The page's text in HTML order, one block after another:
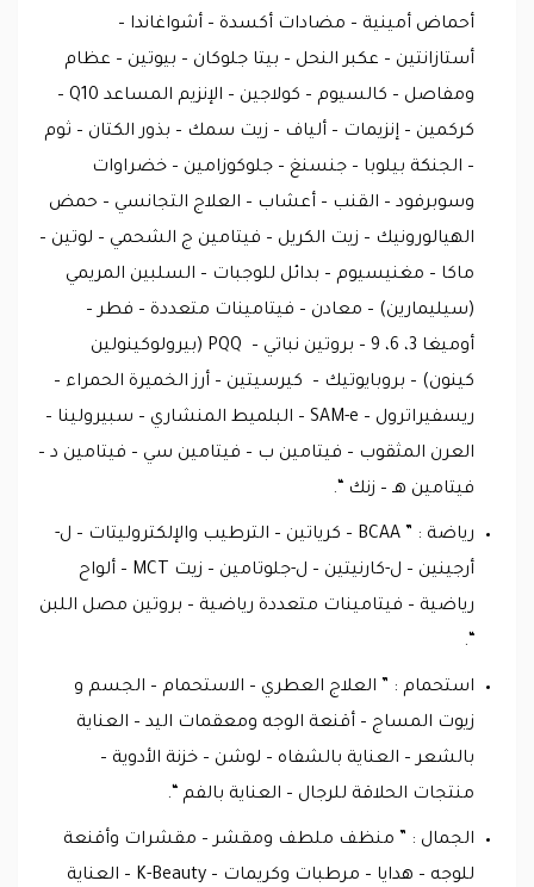
أحماض أمينية – مضادات أكسدة – أشواغاندا –
أستازانتين – عكبر النحل – بيتا جلوكان – بيوتين – عظام
ومفاصل – كالسيوم – كولاجين – الإنزيم المساعد Q10 –
كركمين – إنزيمات – ألياف – زيت سمك – بذور الكتان – ثوم
– الجنكة بيلوبا – جنسنغ – جلوكوزامين – خضراوات
وسوبرفود – القنب – أعشاب – العلاج التجانسي – حمض
الهيالورونيك – زيت الكريل – فيتامين ج الشحمي – لوتين –
ماكا – مغنيسيوم – بدائل للوجبات – السلبين المريمي
(سيليمارين) – معادن – فيتامينات متعددة – فطر –
أوميغا 3، 6، 9 – بروتين نباتي – PQQ (بيرولوكينولين
كينون) – بروبايوتيك – كيرسيتين – أرز الخميرة الحمراء –
ريسفيراترول – SAM-e – البلميط المنشاري – سبيرولينا –
العرن المثقوب – فيتامين ب – فيتامين سي – فيتامين د –
فيتامين هـ – زنك “.
رياضة : ” BCAA – كرياتين – الترطيب والإلكتروليتات – ل-
أرجينين – ل-كارنيتين – ل-جلوتامين – زيت MCT – ألواح
رياضية – فيتامينات متعددة رياضية – بروتين مصل اللبن
“.
استحمام : ” العلاج العطري – الاستحمام – الجسم و
زيوت المساج – أقنعة الوجه ومعقمات اليد – العناية
بالشعر – العناية بالشفاه – لوشن – خزنة الأدوية –
منتجات الحلاقة للرجال – العناية بالفم “.
الجمال : ” منظف ملطف ومقشر – مقشرات وأقنعة
للوجه – هدايا – مرطبات وكريمات – K-Beauty – العناية